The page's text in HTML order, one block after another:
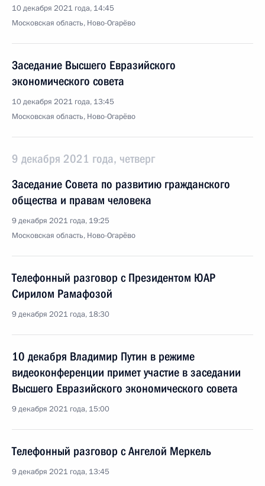
10 декабря 2021 года, 14:45
Московская область, Ново-Огарёво
Заседание Высшего Евразийского
экономического совета
10 декабря 2021 года, 13:45
Московская область, Ново-Огарёво
9 декабря 2021 года, четверг
Заседание Совета по развитию гражданского
общества и правам человека
9 декабря 2021 года, 19:25
Московская область, Ново-Огарёво
Телефонный разговор с Президентом ЮАР
Сирилом Рамафозой
9 декабря 2021 года, 18:30
10 декабря Владимир Путин в режиме
видеоконференции примет участие в заседании
Высшего Евразийского экономического совета
9 декабря 2021 года, 15:00
Телефонный разговор с Ангелой Меркель
9 декабря 2021 года, 13:45